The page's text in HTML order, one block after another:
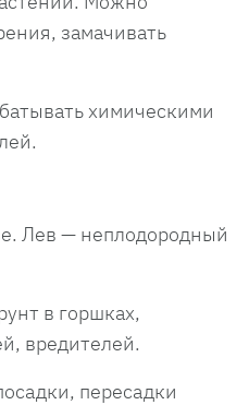
замачивать
химическими
Лев — неплодородный
в горшках,
вредителей.
пересадки